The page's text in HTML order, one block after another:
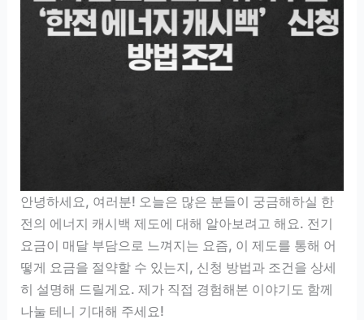
안녕하세요, 여러분! 오늘은 많은 분들이 궁금해하실 한
전의 에너지 캐시백 제도에 대해 알아보려고 해요. 전기
요금이 매달 부담으로 느껴지는 요즘, 이 제도를 통해 어
떻게 요금을 절약할 수 있는지, 신청 방법과 조건을 상세
히 설명해 드릴게요. 제가 직접 경험해본 이야기도 함께
나눌 테니 기대해 주세요!